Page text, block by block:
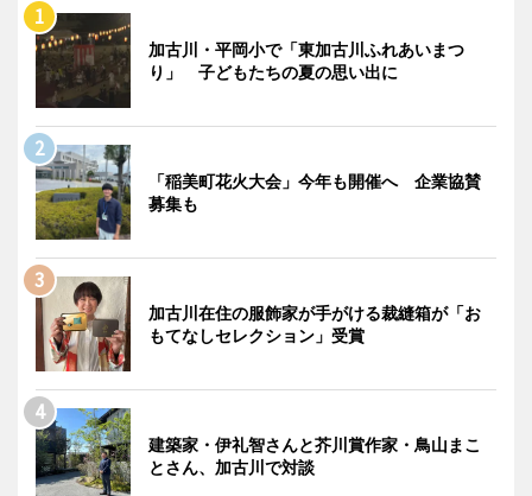
加古川・平岡小で「東加古川ふれあいまつ
り」 子どもたちの夏の思い出に
「稲美町花火大会」今年も開催へ 企業協賛
募集も
加古川在住の服飾家が手がける裁縫箱が「お
もてなしセレクション」受賞
建築家・伊礼智さんと芥川賞作家・鳥山まこ
とさん、加古川で対談